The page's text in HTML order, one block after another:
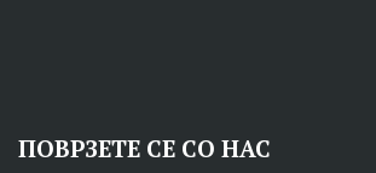
ПОВРЗЕТЕ СЕ СО НАС